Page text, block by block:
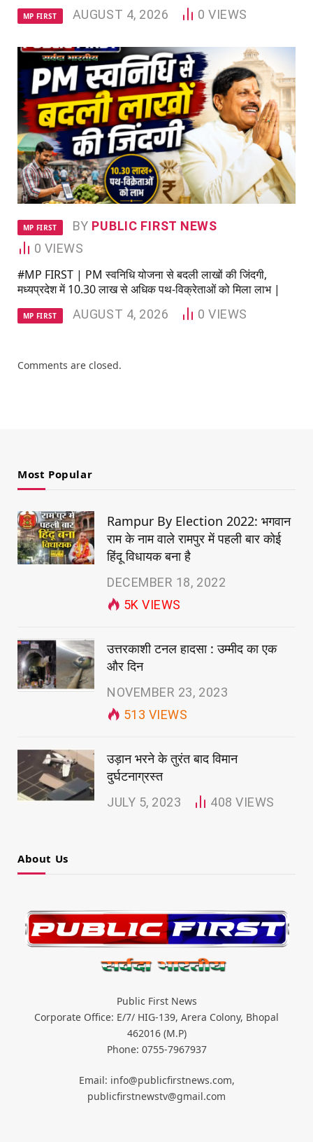
MP FIRST AUGUST 4, 2026 0VIEWS
MP FIRST BY PUBLIC FIRST NEWS
0 VIEWS
#MP FIRST | PM स्वनिधि योजना से बदली लाखों की जिंदगी,
मध्यप्रदेश में 10.30 लाख से अधिक पथ-विक्रेताओं को मिला लाभ |
MP FIRST AUGUST 4, 2026 0VIEWS
Comments are closed.
Most Popular
Rampur By Election 2022: भगवान
राम के नाम वाले रामपुर में पहली बार कोई
हिंदू विधायक बना है
DECEMBER 18, 2022
5KVIEWS
उत्तरकाशी टनल हादसा : उम्मीद का एक
और दिन
NOVEMBER 23, 2023
513 VIEWS
उड़ान भरने के तुरंत बाद विमान
दुर्घटनाग्रस्त
JULY 5, 2023 408VIEWS
About Us
Public First News
Corporate Office: E/7/ HIG-139, Arera Colony, Bhopal
462016 (M.P)
Phone: 0755-7967937
Email: info@publicfirstnews.com,
publicfirstnewstv@gmail.com